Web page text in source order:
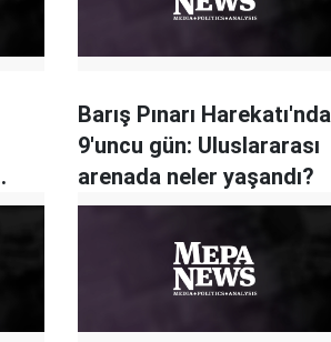
Barış Pınarı Harekatı'nda
9'uncu gün: Uluslararası
arenada neler yaşandı?